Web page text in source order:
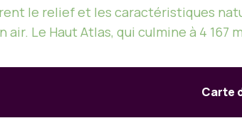
le relief et les caractéristiques
air. Le Haut Atlas, qui culmine à 4
Carte